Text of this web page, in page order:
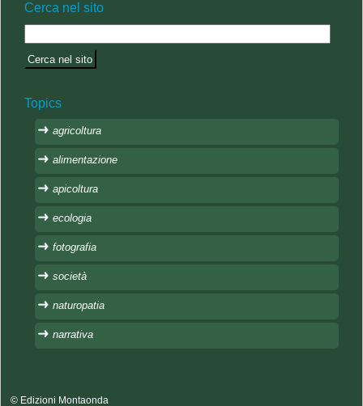
Cerca nel sito
Topics
agricoltura
alimentazione
apicoltura
ecologia
fotografia
società
naturopatia
narrativa
© Edizioni Montaonda